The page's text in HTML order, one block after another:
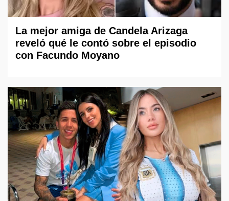
La mejor amiga de Candela Arizaga
reveló qué le contó sobre el episodio
con Facundo Moyano